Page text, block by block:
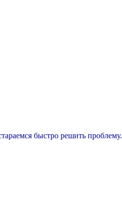
быстро решить проблему.